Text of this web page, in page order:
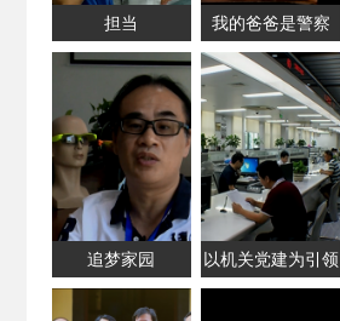
担当 我的爸爸是警察
追梦家园
以机关党建为引领